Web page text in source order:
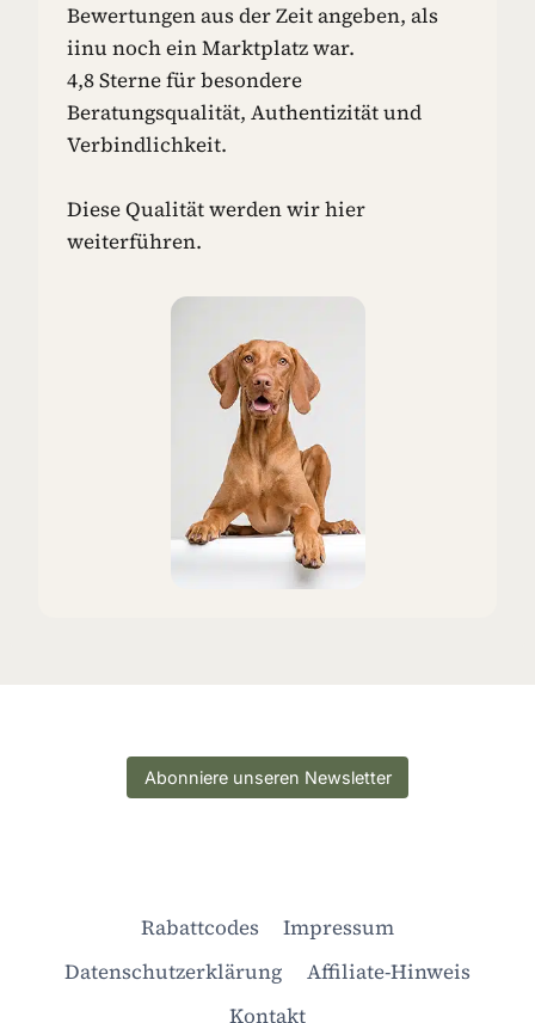
I
D
E
E
N
F
R
E
N
H
Bewertungen aus der Zeit angeben, als
iinu noch ein Marktplatz war.
4,8 Sterne für besondere
Beratungsqualität, Authentizität und
Verbindlichkeit.
Diese Qualität werden wir hier
weiterführen.
Abonniere unseren Newsletter
Rabattcodes
Impressum
Datenschutzerklärung
Affiliate-Hinweis
Kontakt